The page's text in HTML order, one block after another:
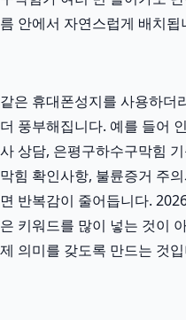
름 안에서 자연스럽게 배치됩
같은 휴대폰성지를 사용하더
더 풍부해집니다. 예를 들어
사 상담, 은평구하수구막힘
막힘 확인사항, 불륜증거 주
면 반복감이 줄어듭니다.
은 키워드를 많이 넣는 것이
제 의미를 갖도록 만드는 것